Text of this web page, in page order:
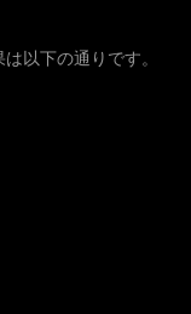
以下の通りです。